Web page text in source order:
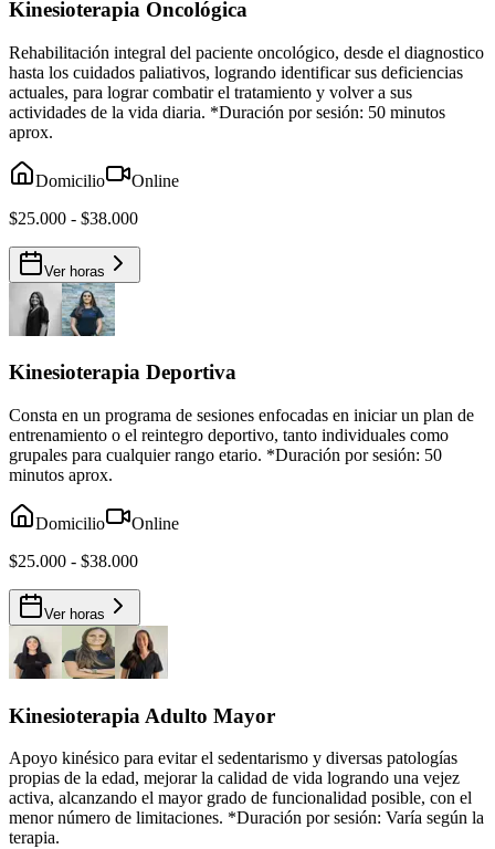
Kinesioterapia Oncológica
Rehabilitación integral del paciente oncológico, desde el diagnostico
hasta los cuidados paliativos, logrando identificar sus deficiencias
actuales, para lograr combatir el tratamiento y volver a sus
actividades de la vida diaria. *Duración por sesión: 50 minutos
aprox.
Domicilio
Online
$25.000 - $38.000
Ver horas
Kinesioterapia Deportiva
Consta en un programa de sesiones enfocadas en iniciar un plan de
entrenamiento o el reintegro deportivo, tanto individuales como
grupales para cualquier rango etario. *Duración por sesión: 50
minutos aprox.
Domicilio
Online
$25.000 - $38.000
Ver horas
Kinesioterapia Adulto Mayor
Apoyo kinésico para evitar el sedentarismo y diversas patologías
propias de la edad, mejorar la calidad de vida logrando una vejez
activa, alcanzando el mayor grado de funcionalidad posible, con el
menor número de limitaciones. *Duración por sesión: Varía según la
terapia.